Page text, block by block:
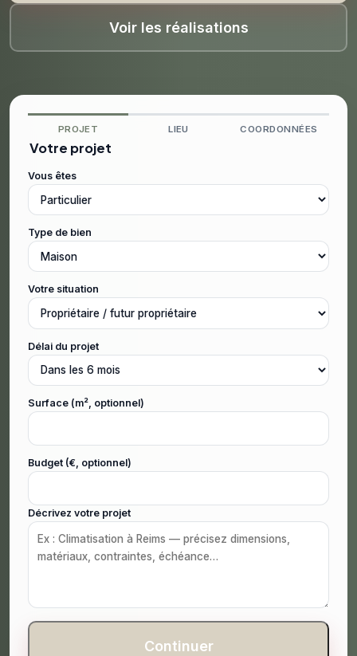
Voir les réalisations
PROJET LIEU COORDONNÉES
Votre projet
Vous êtes
Type de bien
Votre situation
Délai du projet
Surface (m², optionnel)
Budget (€, optionnel)
Décrivez votre projet
Continuer